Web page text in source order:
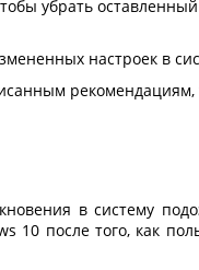
убрать
настроек в
в систему
10 после того, как